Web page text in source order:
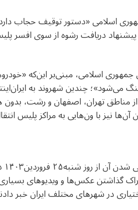
اسلامی «دستور توقیف حجاب
دریافت رشوه از سوی افسر
اسلامی، مبنی‌بر این‌که
چندین شهروند به
تهران، اصفهان و رشت، بدون
نیز با ون‌هایی به مراکز پلیس
گذاشتن عکس‌ها و ویدیوهای
در شهرهای مختلف ایران خبر